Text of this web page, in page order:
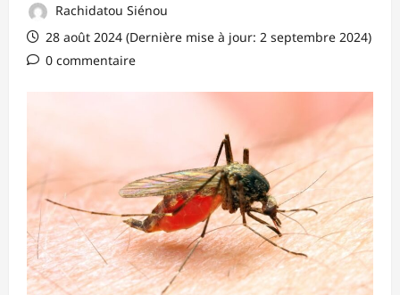
Rachidatou Siénou
28 août 2024 (Dernière mise à jour: 2 septembre 2024)
0 commentaire